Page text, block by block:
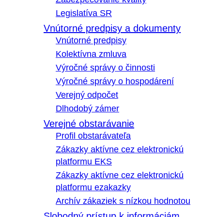
Legislatíva SR
Vnútorné predpisy a dokumenty
Vnútorné predpisy
Kolektívna zmluva
Výročné správy o činnosti
Výročné správy o hospodárení
Verejný odpočet
Dlhodobý zámer
Verejné obstarávanie
Profil obstarávateľa
Zákazky aktívne cez elektronickú
platformu EKS
Zákazky aktívne cez elektronickú
platformu ezakazky
Archív zákaziek s nízkou hodnotou